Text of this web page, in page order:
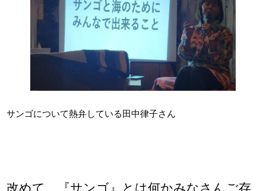
サンゴについて熱弁している田中律子さん